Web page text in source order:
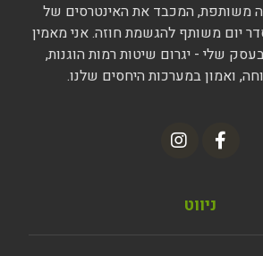
משותפת, המכבד את האינטרסים של
יום משותף להגשמת חוזה. אני מאמין
שלי - יגרום שיטות רמות הוגנות,
ואמון במערכות היחסים שלנו.
ניווט